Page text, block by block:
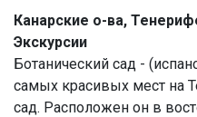
Канарские о-ва,
Экскурсии
Ботанический сад -
самых красивых мест на
сад. Расположен он в